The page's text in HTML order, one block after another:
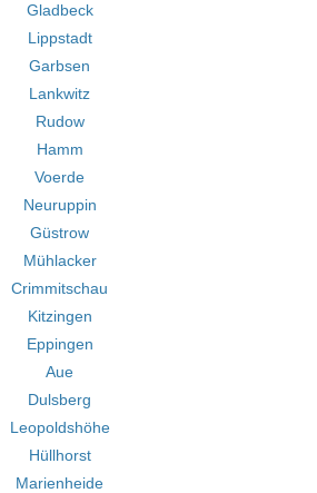
Gladbeck
Lippstadt
Garbsen
Lankwitz
Rudow
Hamm
Voerde
Neuruppin
Güstrow
Mühlacker
Crimmitschau
Kitzingen
Eppingen
Aue
Dulsberg
Leopoldshöhe
Hüllhorst
Marienheide